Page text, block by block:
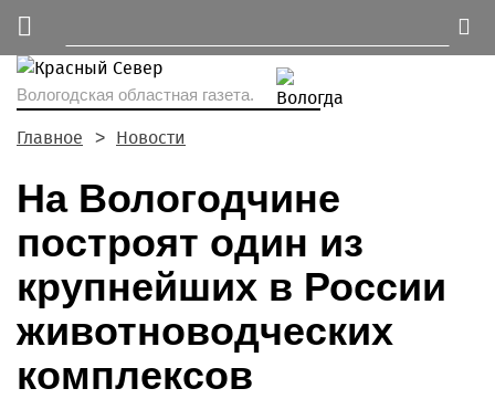
Вологодская областная газета.
Главное Новости
На Вологодчине
построят один из
крупнейших в России
животноводческих
комплексов